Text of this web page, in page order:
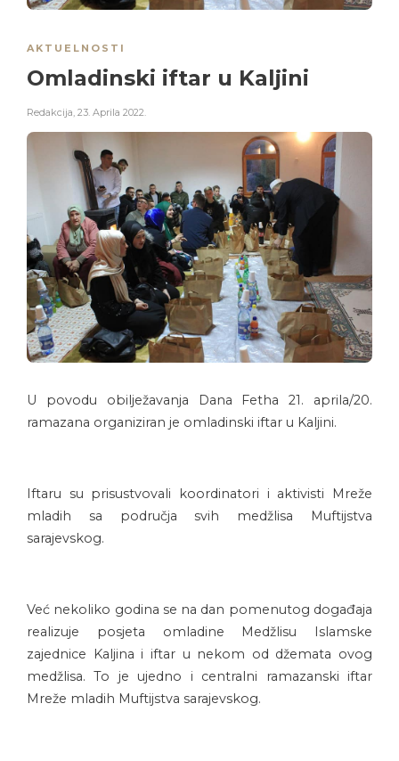
AKTUELNOSTI
Omladinski iftar u Kaljini
Redakcija, 23. Aprila 2022.
U povodu obilježavanja Dana Fetha 21. aprila/20.
ramazana organiziran je omladinski iftar u Kaljini.
Iftaru su prisustvovali koordinatori i aktivisti Mreže
mladih sa područja svih medžlisa Muftijstva
sarajevskog.
Već nekoliko godina se na dan pomenutog događaja
realizuje posjeta omladine Medžlisu Islamske
zajednice Kaljina i iftar u nekom od džemata ovog
medžlisa. To je ujedno i centralni ramazanski iftar
Mreže mladih Muftijstva sarajevskog.